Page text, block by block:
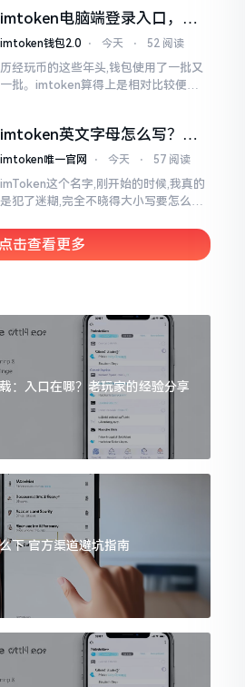
0版本
imtoken电脑端登录入口，地
址在这里
imtoken钱包2.0 ⋅ 今天 ⋅ 52 阅读
历经玩币的这些年头,钱包使用了一批又
一批。imtoken算得上是相对比较便于
就得去寻觅电脑端的入口。
imtoken英文字母怎么写？正
确拼写看这里
imtoken唯一官网 ⋅ 今天 ⋅ 57 阅读
imToken这个名字,刚开始的时候,我真的
是犯了迷糊,完全不晓得大小写要怎么去
各样的写法都有,有的写成IMTOKEN
点击查看更多
：入口在哪？老玩家的经验分享
下 官方渠道避坑指南